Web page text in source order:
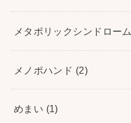
メタボリックシンドローム
メノポハンド (2)
めまい (1)